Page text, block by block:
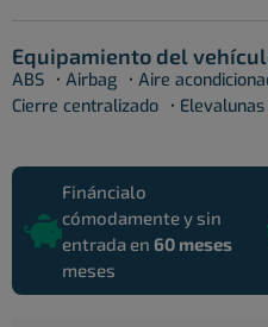
Equipamiento del
ABS · Airbag · Aire
Cierre centralizado ·
Fináncialo
cómodamente y sin
entrada en 60 meses
meses